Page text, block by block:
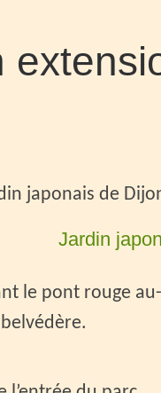
japonais de
le pont rouge